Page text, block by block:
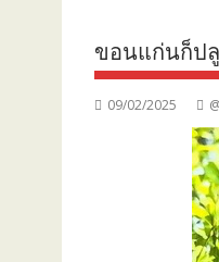
ขอนแก่นก็ปลู
09/02/2025